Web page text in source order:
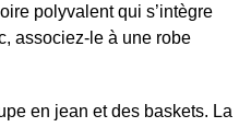
prévenir et détecter la
et présenter des publicités et
communiquer les choix en
polyvalent qui s’intègre
associez-le à une robe
en jean et des baskets. La